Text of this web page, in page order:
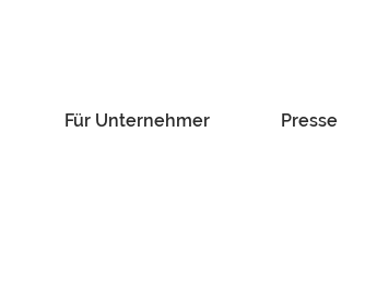
Für Unternehmer Presse